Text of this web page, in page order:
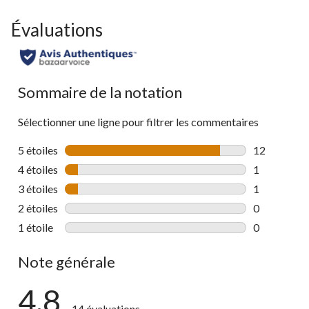
Évaluations
Sommaire de la notation
Sélectionner une ligne pour filtrer les commentaires
5 étoiles étoiles
12
12
4 étoiles étoiles
1
1
3 étoiles étoiles
1
1
2 étoiles étoiles
0
0
1 étoile étoiles
0
Note générale
4.8